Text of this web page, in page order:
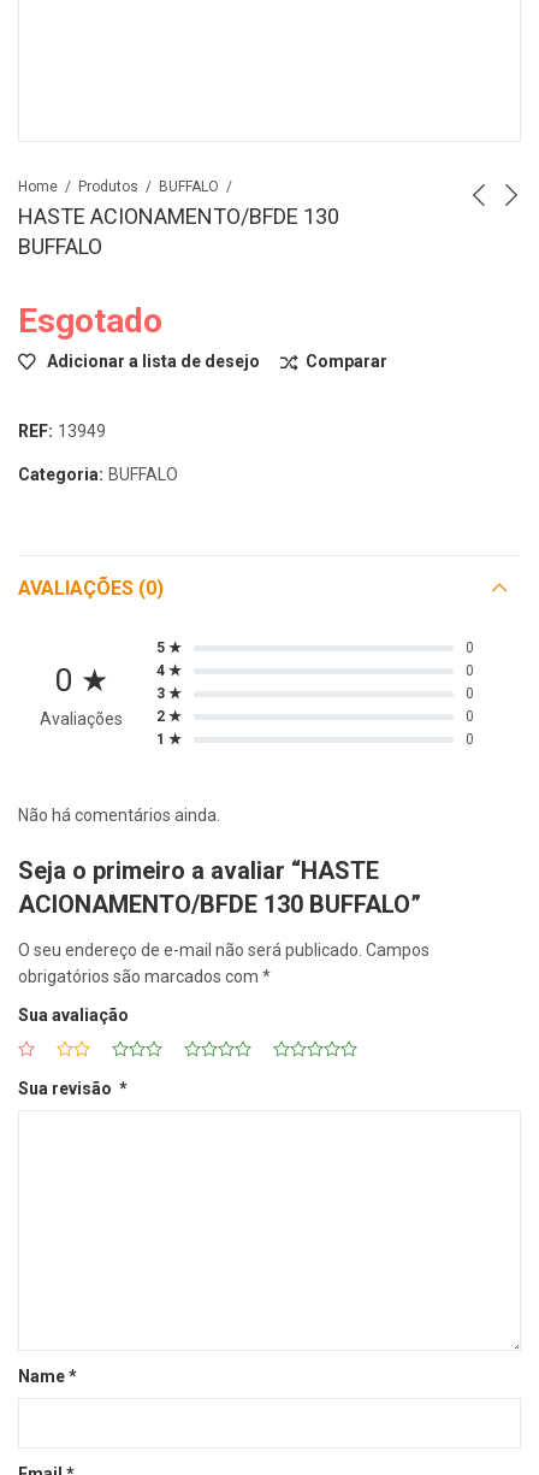
Home Produtos BUFFALO
HASTE ACIONAMENTO/BFDE 130
BUFFALO
Esgotado
Adicionar a lista de desejo Comparar
REF: 13949
Categoria: BUFFALO
AVALIAÇÕES (0)
0 ★
Avaliações
5 ★
0
4 ★
0
3 ★
0
2 ★
0
1 ★
0
Não há comentários ainda.
Seja o primeiro a avaliar “HASTE
ACIONAMENTO/BFDE 130 BUFFALO”
O seu endereço de e-mail não será publicado. Campos
obrigatórios são marcados com *
Sua avaliação
Sua revisão *
Name*